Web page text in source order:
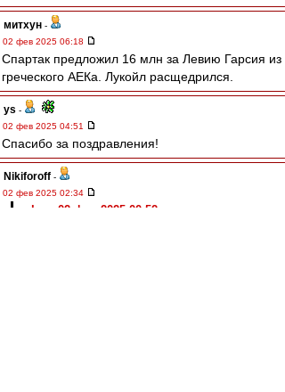
митхун -
02 фев 2025 06:18
Спартак предложил 16 млн за Левию Гарсия из
греческого АЕКа. Лукойл расщедрился.
ys -
02 фев 2025 04:51
Спасибо за поздравления!
Nikiforoff -
02 фев 2025 02:34
cuba » 02 фев 2025 00:52